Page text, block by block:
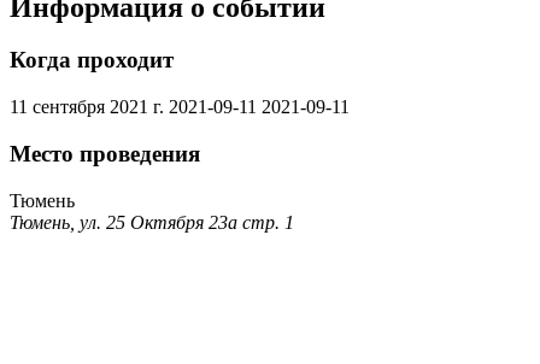
Информация о событии
Когда проходит
11 сентября 2021 г. 2021-09-11 2021-09-11
Место проведения
Тюмень
Тюмень, ул. 25 Октября 23а стр. 1